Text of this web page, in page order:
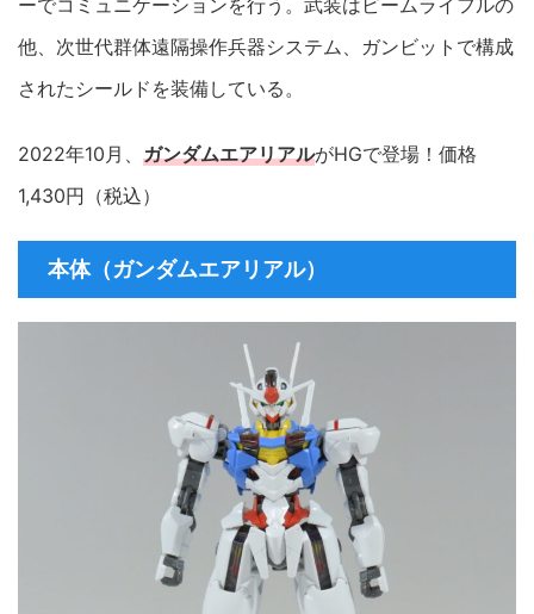
ーでコミュニケーションを行う。武装はビームライフルの
他、次世代群体遠隔操作兵器システム、ガンビットで構成
されたシールドを装備している。
2022年10月、 ガンダムエアリアルがHGで登場！価格
1,430円（税込）
本体（ガンダムエアリアル）